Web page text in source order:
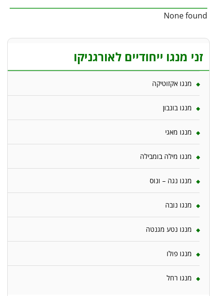
None found
זני מנגו ייחודיים לאורגניקו
מנגו אקזוטיקה
מנגו בונבון
מנגו מאגי
מנגו מילה בומבילה
מנגו נגה – ונוס
מנגו נובה
מנגו נטע מגנטה
מנגו פולו
מנגו רחל